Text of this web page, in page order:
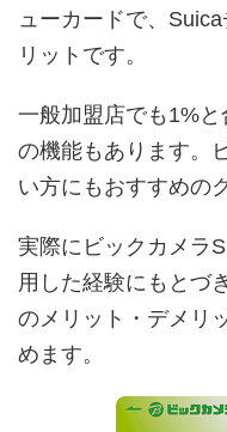
ューカードで、
リットです。
一般加盟店でも1%
の機能もあります。
い方にもおすすめの
実際にビックカメラ
用した経験にもとづ
のメリット・デメリ
めます。